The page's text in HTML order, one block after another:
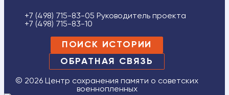
+7 (498) 715-83-05 Руководитель проекта
+7 (498) 715-83-10
ПОИСК ИСТОРИИ
ОБРАТНАЯ СВЯЗЬ
© 2026 Центр сохранения памяти о советских
военнопленных